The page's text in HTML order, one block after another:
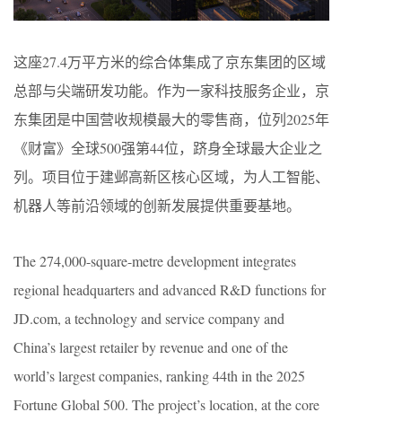
这座27.4万平方米的综合体集成了京东集团的区域
总部与尖端研发功能。作为一家科技服务企业，京
东集团是中国营收规模最大的零售商，位列2025年
《财富》全球500强第44位，跻身全球最大企业之
列。项目位于建邺高新区核心区域，为人工智能、
机器人等前沿领域的创新发展提供重要基地。
The 274,000-square-metre development integrates
regional headquarters and advanced R&D functions for
JD.com, a technology and service company and
China’s largest retailer by revenue and one of the
world’s largest companies, ranking 44th in the 2025
Fortune Global 500. The project’s location, at the core